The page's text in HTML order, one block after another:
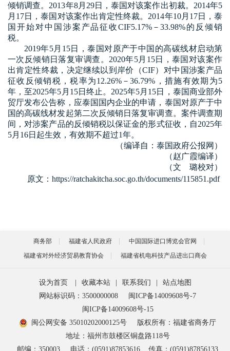
倾销调查。 2013年8月 29日，泰国对该案作出初裁。 2014年5
月 17日，泰国对该案作出肯定性终裁。 2014年10月 17日，泰
国开始对中国涉案产品征收CIF5.17% －33.98%的反倾销
税。
2019年5月 15日，泰国对原产于中国的高碳线材启动第
一次反倾销日落复审调查。 2020年5月 15日，泰国对该案作
出肯定性终裁，决定继续以到岸价（CIF）对中国涉案产品
征收反倾销税，税率为12.26% －36.79% ，措施有效期为5
年，至2025年5 月 15日终止。 2025年5月 15日，泰国商业部外
贸厅发布公告称，应泰国国内企业的申请，泰国对原产于中
国的高碳线材发起第二次反倾销日落复审调查。案件调查期
间，对涉案产品的反倾销税以保证金的形式征收，自2025年
5月 16日起生效，有效期不超过1年。
（编译自：泰国政府公报网）
（赵广霞编译）
（文 璐校对）
原文： https://ratchakitcha.soc.go.th/documents/115851.pdf
商务部 福建省人民政府
中国国际进口博览会官网
福建省对外经济贸易教育协会
福建省机电科技产品进出口商会
设为首页 收藏本站 联系我们
站点地图
网站标识码：3500000008
闽ICP备14009608号-7
闽ICP备14009608号-15
闽公网安备 35010202000125号
版权所有：福建省商务厅
地址：福州市鼓楼区铜盘路118号
邮编：350003
电话：(0591)87853616 传真：(0591)87856133